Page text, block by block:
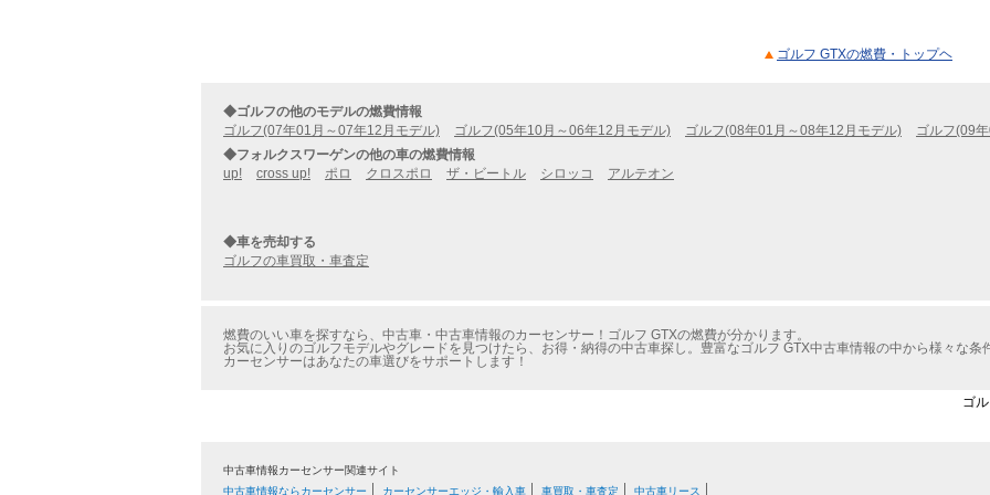
ゴルフ GTXの燃費・トップヘ
◆ゴルフの他のモデルの燃費情報
ゴルフ(07年01月～07年12月モデル)
ゴルフ(05年10月～06年12月モデル) ゴルフ(08年01月～08年12月モデル)
ゴルフ(09
◆フォルクスワーゲンの他の車の燃費情報
up!
cross up! ポロ クロスポロ ザ・ビートル シロッコ アルテオン
◆車を売却する
ゴルフの車買取・車査定
燃費のいい車を探すなら、中古車・中古車情報のカーセンサー！ゴルフ GTXの燃費が分かります。
お気に入りのゴルフモデルやグレードを見つけたら、お得・納得の中古車探し。豊富なゴルフ GTX中古車情報の中から様々な条
カーセンサーはあなたの車選びをサポートします！
ゴ
中古車情報カーセンサー関連サイト
中古車情報ならカーセンサー
カーセンサーエッジ・輸入車 車買取・車査定 中古車リース